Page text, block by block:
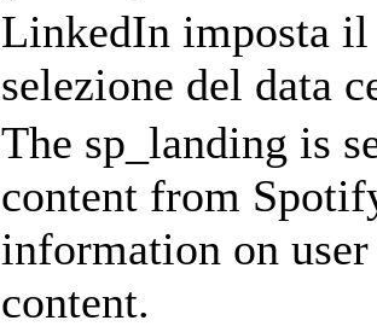
LinkedIn imposta
selezione del data
The sp_landing is
content from
information on
content.